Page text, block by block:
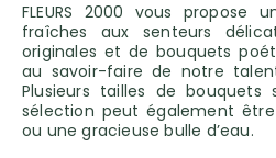
FLEURS 2000 vous propose
fraîches aux senteurs
originales et de bouquets
au savoir-faire de notre
Plusieurs tailles de bouquets
sélection peut également
ou une gracieuse bulle d’eau.